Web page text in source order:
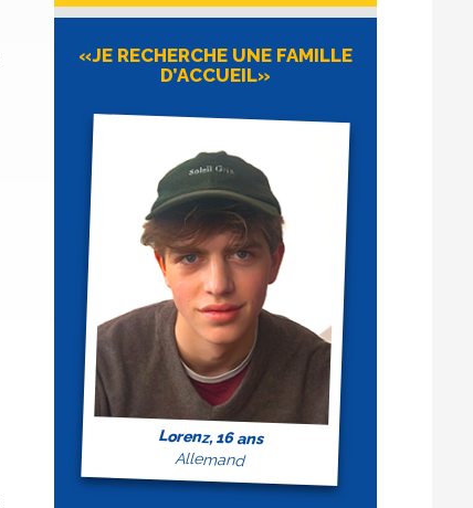
«JE RECHERCHE UNE FAMILLE
D’ACCUEIL»
Lorenz, 16 ans
Allemand